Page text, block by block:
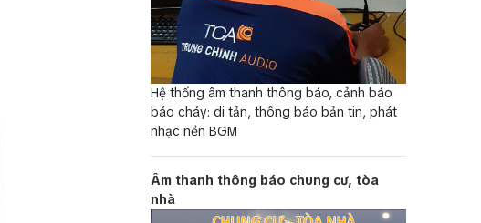
Hệ thống âm thanh thông báo, cảnh báo
báo cháy: di tản, thông báo bản tin, phát
nhạc nền BGM
Âm thanh thông báo chung cư, tòa
nhà